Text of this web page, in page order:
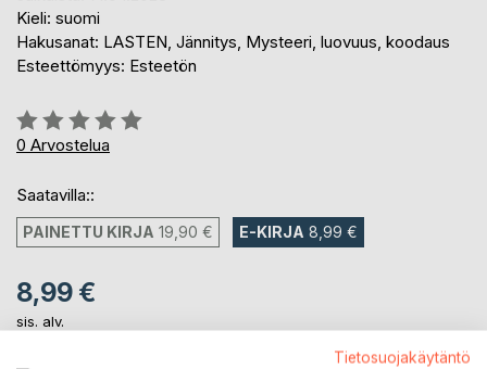
Kieli: suomi
Hakusanat: LASTEN, Jännitys, Mysteeri, luovuus, koodaus
Esteettömyys: Esteetön
Arvostelu::
0%
0 Arvostelua
Saatavilla::
PAINETTU KIRJA 19,90 € E-KIRJA 8,99 €
8,99 €
sis. alv.
Tietosuojakäytäntö